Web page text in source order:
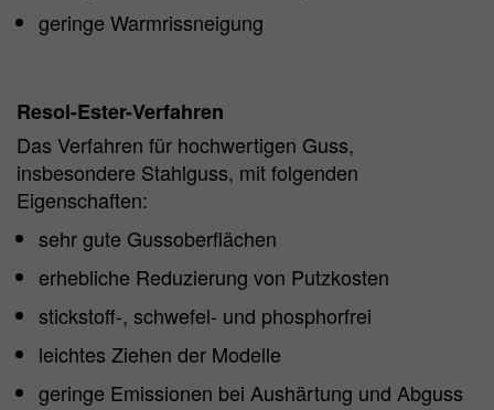
geringe Warmrissneigung
Resol-Ester-Verfahren
Das Verfahren für hochwertigen Guss,
insbesondere Stahlguss, mit folgenden
Eigenschaften:
sehr gute Gussoberflächen
erhebliche Reduzierung von Putzkosten
stickstoff-, schwefel- und phosphorfrei
leichtes Ziehen der Modelle
geringe Emissionen bei Aushärtung und Abguss